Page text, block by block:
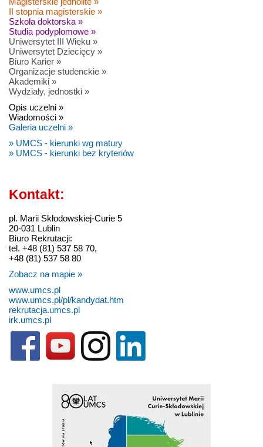
II stopnia magisterskie »
Szkoła doktorska »
Studia podyplomowe »
Uniwersytet III Wieku »
Uniwersytet Dziecięcy »
Biuro Karier »
Organizacje studenckie »
Akademiki »
Wydziały, jednostki »
Opis uczelni »
Wiadomości »
Galeria uczelni »
» UMCS - kierunki wg matury
» UMCS - kierunki bez kryteriów
Kontakt:
pl. Marii Skłodowskiej-Curie 5
20-031 Lublin
Biuro Rekrutacji:
tel. +48 (81) 537 58 70,
+48 (81) 537 58 80
Zobacz na mapie »
www.umcs.pl
www.umcs.pl/pl/kandydat.htm
rekrutacja.umcs.pl
irk.umcs.pl